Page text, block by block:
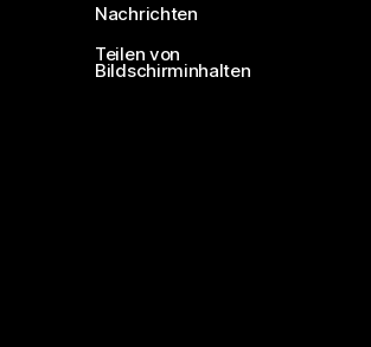
Nachrichten
Teilen von
Bildschirminhalten